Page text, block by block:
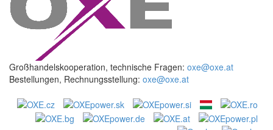
Großhandelskooperation, technische Fragen: oxe@oxe.at
Bestellungen, Rechnungsstellung: oxe@oxe.at